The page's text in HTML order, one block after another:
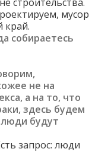
мусор
край.
собираетесь
не на
а на то, что
здесь будем
люди будут
запрос: люди